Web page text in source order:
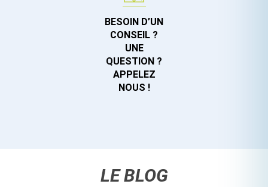
BESOIN D’UN
CONSEIL ?
UNE
QUESTION ?
APPELEZ
NOUS !
LE BLOG